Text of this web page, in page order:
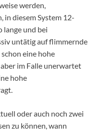
werden,
in diesem System 12-
lange und bei
untätig auf flimmernde
eine hohe
im Falle unerwartet
hohe
oder auch noch zwei
zu können, wann